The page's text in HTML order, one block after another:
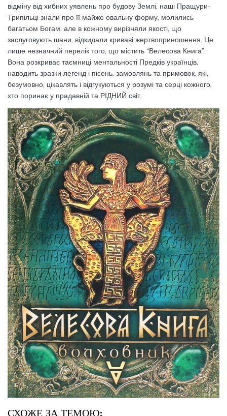
відміну від хибних уявлень про будову Землі, наші Пращури-
Трипільці знали про її майже овальну форму, молились
багатьом Богам, але в кожному вирізняли якості, що
заслуговують шани, відкидали криваві жертвоприношення. Це
лише незначний перелік того, що містить “Велесова Книга”.
Вона розкриває таємниці ментальності Предків українців,
наводить зразки легенд і пісень, замовлянь та примовок, які,
безумовно, цікавлять і відгукуються у розумі та серці кожного,
хто поринає у прадавній та РІДНИЙ світ.
СХОЖЕ ЗА ТЕМОЮ: